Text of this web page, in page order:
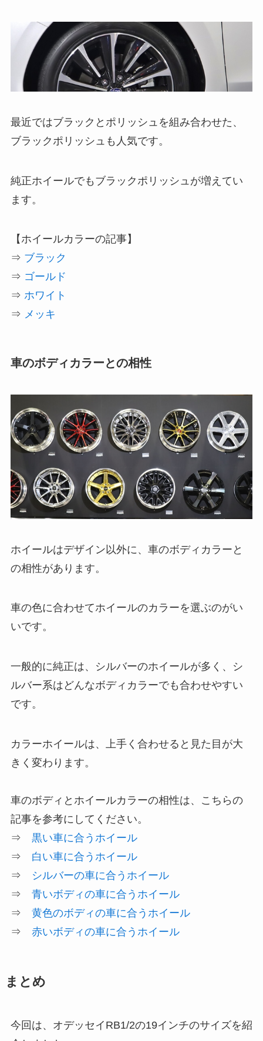
最近ではブラックとポリッシュを組み合わせた、
ブラックポリッシュも人気です。
純正ホイールでもブラックポリッシュが増えてい
ます。
【ホイールカラーの記事】
⇒ ブラック
⇒ ゴールド
⇒ ホワイト
⇒ メッキ
車のボディカラーとの相性
ホイールはデザイン以外に、車のボディカラーと
の相性があります。
車の色に合わせてホイールのカラーを選ぶのがい
いです。
一般的に純正は、シルバーのホイールが多く、シ
ルバー系はどんなボディカラーでも合わせやすい
です。
カラーホイールは、上手く合わせると見た目が大
きく変わります。
車のボディとホイールカラーの相性は、こちらの
記事を参考にしてください。
⇒ 黒い車に合うホイール
⇒ 白い車に合うホイール
⇒
シルバーの車に合うホイール
⇒ 青いボディの車に合うホイール
⇒ 黄色のボディの車に合うホイール
⇒ 赤いボディの車に合うホイール
まとめ
今回は、オデッセイRB1/2の19インチのサイズを紹